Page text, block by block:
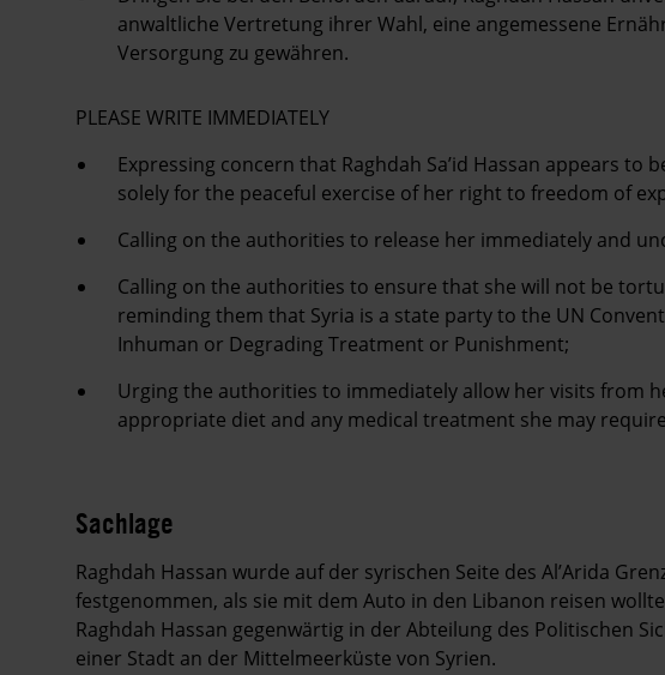
anwaltliche Vertretung ihrer Wahl, eine angemessene
Versorgung zu gewähren.
PLEASE WRITE IMMEDIATELY
Expressing concern that Raghdah Sa’id Hassan appears to
solely for the peaceful exercise of her right to freedom of
Calling on the authorities to release her immediately and
Calling on the authorities to ensure that she will not be
reminding them that Syria is a state party to the UN
Inhuman or Degrading Treatment or Punishment;
Urging the authorities to immediately allow her visits from
appropriate diet and any medical treatment she may
Sachlage
Raghdah Hassan wurde auf der syrischen Seite des Al’Arida
festgenommen, als sie mit dem Auto in den Libanon reisen
Raghdah Hassan gegenwärtig in der Abteilung des Politischen
einer Stadt an der Mittelmeerküste von Syrien.